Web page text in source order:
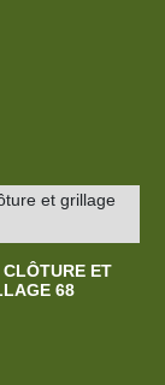
CLÔTURE ET
68